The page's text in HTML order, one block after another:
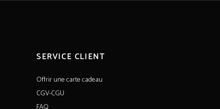
SERVICE CLIENT
Offrir une carte cadeau
CGV-CGU